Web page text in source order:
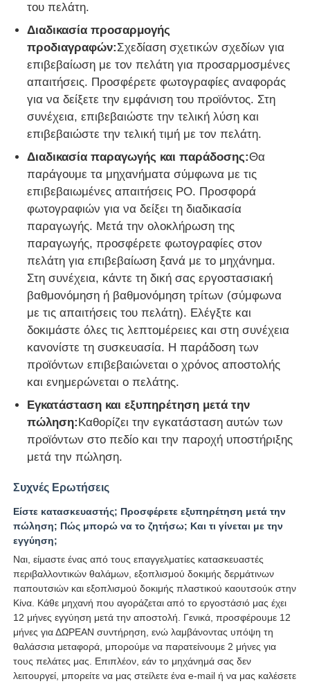
του πελάτη.
Διαδικασία προσαρμογής
προδιαγραφών:Σχεδίαση σχετικών σχεδίων για
επιβεβαίωση με τον πελάτη για προσαρμοσμένες
απαιτήσεις. Προσφέρετε φωτογραφίες αναφοράς
για να δείξετε την εμφάνιση του προϊόντος. Στη
συνέχεια, επιβεβαιώστε την τελική λύση και
επιβεβαιώστε την τελική τιμή με τον πελάτη.
Διαδικασία παραγωγής και παράδοσης:Θα
παράγουμε τα μηχανήματα σύμφωνα με τις
επιβεβαιωμένες απαιτήσεις PO. Προσφορά
φωτογραφιών για να δείξει τη διαδικασία
παραγωγής. Μετά την ολοκλήρωση της
παραγωγής, προσφέρετε φωτογραφίες στον
πελάτη για επιβεβαίωση ξανά με το μηχάνημα.
Στη συνέχεια, κάντε τη δική σας εργοστασιακή
βαθμονόμηση ή βαθμονόμηση τρίτων (σύμφωνα
με τις απαιτήσεις του πελάτη). Ελέγξτε και
δοκιμάστε όλες τις λεπτομέρειες και στη συνέχεια
κανονίστε τη συσκευασία. Η παράδοση των
προϊόντων επιβεβαιώνεται ο χρόνος αποστολής
και ενημερώνεται ο πελάτης.
Εγκατάσταση και εξυπηρέτηση μετά την
πώληση: Καθορίζει την εγκατάσταση αυτών των
προϊόντων στο πεδίο και την παροχή υποστήριξης
μετά την πώληση.
Συχνές Ερωτήσεις
Είστε κατασκευαστής; Προσφέρετε εξυπηρέτηση μετά την
πώληση; Πώς μπορώ να το ζητήσω; Και τι γίνεται με την
εγγύηση;
Ναι, είμαστε ένας από τους επαγγελματίες κατασκευαστές
περιβαλλοντικών θαλάμων, εξοπλισμού δοκιμής δερμάτινων
παπουτσιών και εξοπλισμού δοκιμής πλαστικού καουτσούκ στην
Κίνα. Κάθε μηχανή που αγοράζεται από το εργοστάσιό μας έχει
12 μήνες εγγύηση μετά την αποστολή. Γενικά, προσφέρουμε 12
μήνες για ΔΩΡΕΑΝ συντήρηση, ενώ λαμβάνοντας υπόψη τη
θαλάσσια μεταφορά, μπορούμε να παρατείνουμε 2 μήνες για
τους πελάτες μας. Επιπλέον, εάν το μηχάνημά σας δεν
λειτουργεί, μπορείτε να μας στείλετε ένα e-mail ή να μας καλέσετε